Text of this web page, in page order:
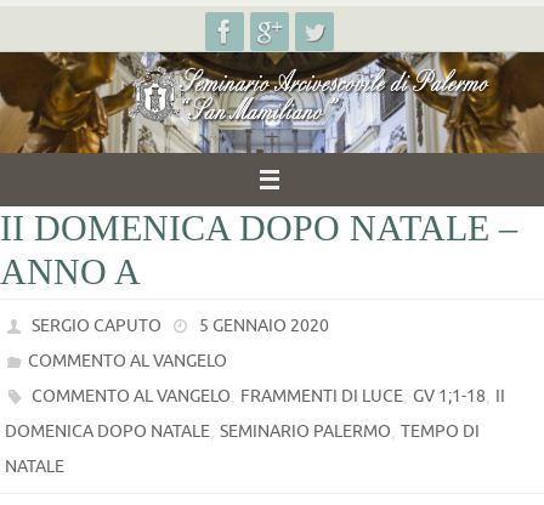
contenuto
II DOMENICA DOPO NATALE –
ANNO A
SERGIO CAPUTO
5 GENNAIO 2020
COMMENTO AL VANGELO
COMMENTO AL VANGELO, FRAMMENTI DI LUCE,GV 1;1-18, II
DOMENICA DOPO NATALE, SEMINARIO PALERMO, TEMPO DI
NATALE